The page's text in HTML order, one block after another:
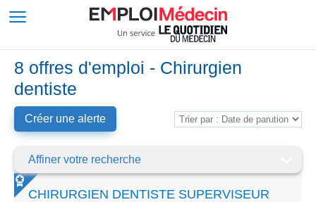
8 offres d'emploi - Chirurgien
dentiste
Créer une alerte
Affiner votre recherche
CHIRURGIEN DENTISTE SUPERVISEUR